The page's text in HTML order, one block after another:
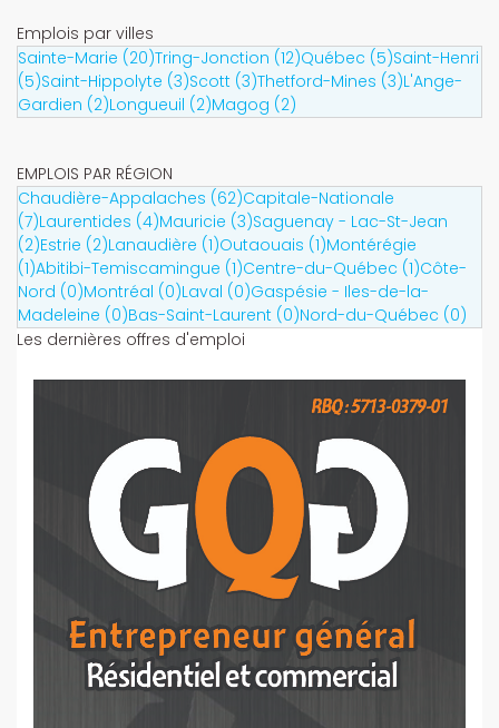
Emplois par villes
Sainte-Marie (20)Tring-Jonction (12)Québec (5)Saint-Henri
(5)Saint-Hippolyte (3)Scott (3)Thetford-Mines (3)L'Ange-
Gardien (2)Longueuil (2)Magog (2)
EMPLOIS PAR RÉGION
Chaudière-Appalaches (62)Capitale-Nationale
(7)Laurentides (4)Mauricie (3)Saguenay - Lac-St-Jean
(2)Estrie (2)Lanaudière (1)Outaouais (1)Montérégie
(1)Abitibi-Temiscamingue (1)Centre-du-Québec (1)Côte-
Nord (0)Montréal (0)Laval (0)Gaspésie - Iles-de-la-
Madeleine (0)Bas-Saint-Laurent (0)Nord-du-Québec (0)
Les dernières offres d'emploi